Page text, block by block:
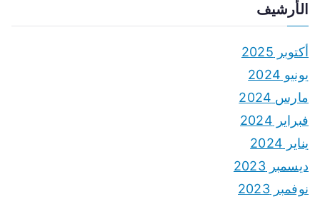
الأرشيف
أكتوبر 2025
يونيو 2024
مارس 2024
فبراير 2024
يناير 2024
ديسمبر 2023
نوفمبر 2023